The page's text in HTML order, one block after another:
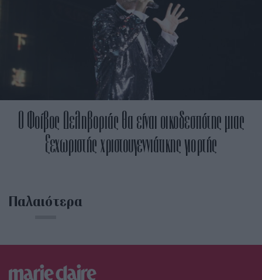
Ο Φοίβος Δεληβοριάς θα είναι οικοδεσπότης μιας
ξεχωριστής χριστουγεννιάτικης γιορτής
Παλαιότερα